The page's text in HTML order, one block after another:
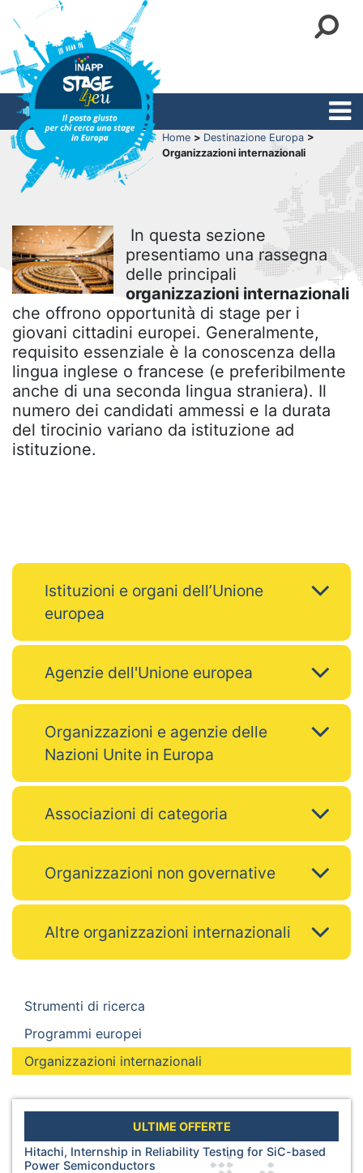
Home > Destinazione Europa >
Organizzazioni internazionali
Strumenti di ricerca
Programmi europei
Organizzazioni internazionali
ULTIME OFFERTE
Hitachi, Internship in Reliability Testing for SiC-based
Power Semiconductors
In questa sezione
presentiamo una rassegna
delle principali
organizzazioni internazionali
che offrono opportunità di stage per i
giovani cittadini europei. Generalmente,
requisito essenziale è la conoscenza della
lingua inglese o francese (e preferibilmente
anche di una seconda lingua straniera). Il
numero dei candidati ammessi e la durata
del tirocinio variano da istituzione ad
istituzione.
Istituzioni e organi dell’Unione
europea
Agenzie dell'Unione europea
Organizzazioni e agenzie delle
Nazioni Unite in Europa
Associazioni di categoria
Organizzazioni non governative
Altre organizzazioni internazionali